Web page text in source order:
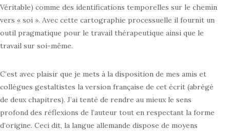
Véritable) comme des identifications temporelles sur le chemin
vers « soi ». Avec cette cartographie processuelle il fournit un
outil pragmatique pour le travail thérapeutique ainsi que le
travail sur soi-même.
C’est avec plaisir que je mets à la disposition de mes amis et
collègues gestaltistes la version française de cet écrit (abrégé
de deux chapitres). J’ai tenté de rendre au mieux le sens
profond des réflexions de l’auteur tout en respectant la forme
d’origine. Ceci dit, la langue allemande dispose de moyens